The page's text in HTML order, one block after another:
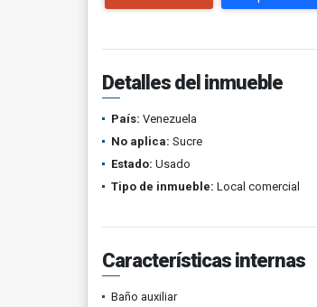
Detalles del inmueble
País: Venezuela
No aplica: Sucre
Estado: Usado
Tipo de inmueble: Local comercial
Características internas
Baño auxiliar